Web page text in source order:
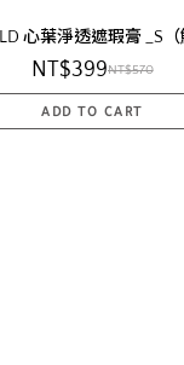
23YEARSOLD 心葉淨透遮瑕膏
NT$399NT$570